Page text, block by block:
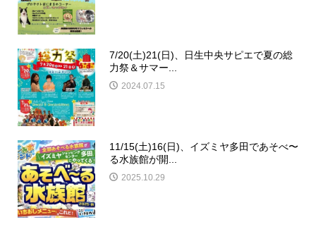
7/20(土)21(日)、日生中央サピエで夏の総
力祭＆サマー...
2024.07.15
11/15(土)16(日)、イズミヤ多田であそべ〜
る水族館が開...
2025.10.29